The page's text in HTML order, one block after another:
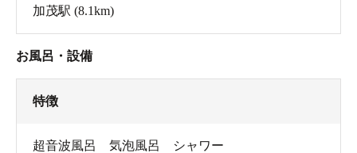
加茂駅 (8.1km)
お風呂・設備
特徴
超音波風呂 気泡風呂 シャワー